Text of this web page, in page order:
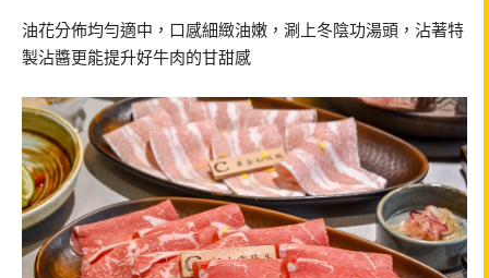
油花分佈均勻適中，口感細緻油嫩，涮上冬陰功湯頭，沾著特
製沾醬更能提升好牛肉的甘甜感